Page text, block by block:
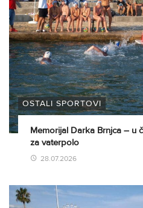
OSTALI SPORTOVI
Memorijal Darka Brnjca – u
za vaterpolo
28.07.2026